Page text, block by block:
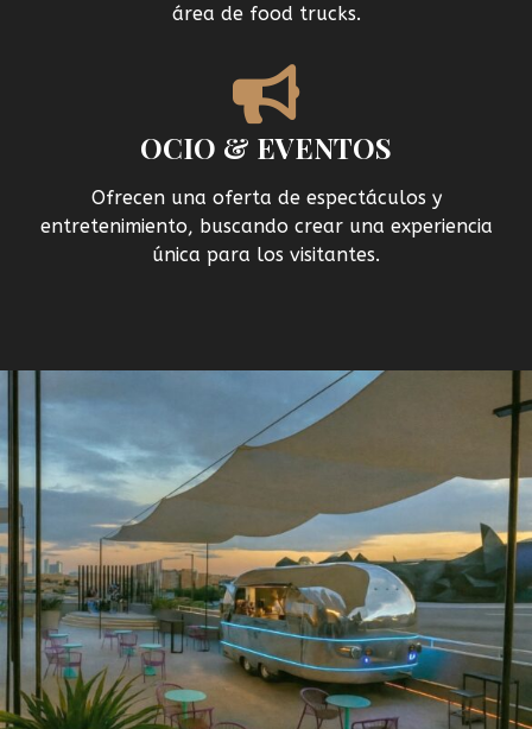
área de food trucks.
OCIO & EVENTOS
Ofrecen una oferta de espectáculos y
entretenimiento, buscando crear una experiencia
única para los visitantes.